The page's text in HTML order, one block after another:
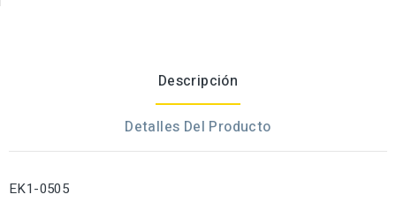
Descripción
Detalles Del Producto
EK1-0505